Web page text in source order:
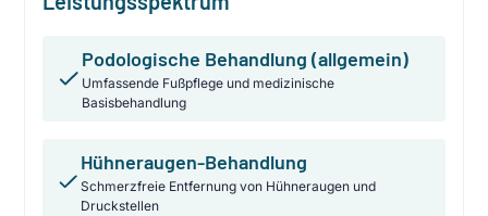
Podologische Behandlung (allgemein)
Umfassende Fußpflege und medizinische
Basisbehandlung
Hühneraugen-Behandlung
Schmerzfreie Entfernung von Hühneraugen und
Druckstellen